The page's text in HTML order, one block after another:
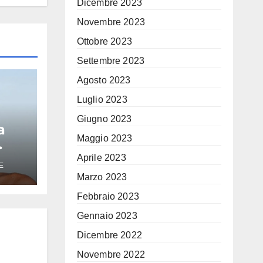
Dicembre 2023
Novembre 2023
Ottobre 2023
Settembre 2023
Agosto 2023
Luglio 2023
Giugno 2023
Maggio 2023
Aprile 2023
Marzo 2023
Febbraio 2023
Gennaio 2023
Dicembre 2022
Novembre 2022